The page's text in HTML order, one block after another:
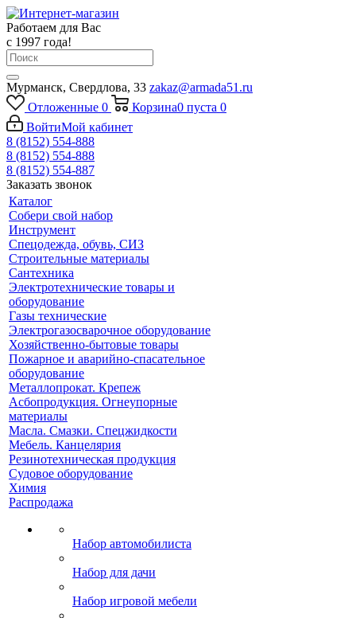
Работаем для Вас
с 1997 года!
Мурманск, Свердлова, 33 zakaz@armada51.ru
Отложенные 0 Корзина0 пуста 0
ВойтиМой кабинет
8 (8152) 554-888
8 (8152) 554-888
8 (8152) 554-887
Заказать звонок
Каталог
Собери свой набор
Инструмент
Спецодежда, обувь, СИЗ
Строительные материалы
Сантехника
Электротехнические товары и
оборудование
Газы технические
Электрогазосварочное оборудование
Хозяйственно-бытовые товары
Пожарное и аварийно-спасательное
оборудование
Металлопрокат. Крепеж
Асбопродукция. Огнеупорные
материалы
Масла. Смазки. Спецжидкости
Мебель. Канцелярия
Резинотехническая продукция
Судовое оборудование
Химия
Распродажа
Набор автомобилиста
Набор для дачи
Набор игровой мебели